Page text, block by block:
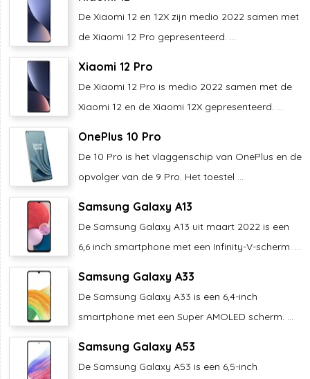
De Xiaomi 12 en 12X zijn medio 2022 samen met
de Xiaomi 12 Pro gepresenteerd. ...
Xiaomi 12 Pro
De Xiaomi 12 Pro is medio 2022 samen met de
Xiaomi 12 en de Xiaomi 12X gepresenteerd. ...
OnePlus 10 Pro
De 10 Pro is het vlaggenschip van OnePlus en de
opvolger van de 9 Pro. Het toestel ...
Samsung Galaxy A13
De Samsung Galaxy A13 uit maart 2022 is een
6,6 inch smartphone met een Infinity-V-scherm. ...
Samsung Galaxy A33
De Samsung Galaxy A33 is een 6,4-inch
smartphone met een Super AMOLED scherm. ...
Samsung Galaxy A53
De Samsung Galaxy A53 is een 6,5-inch